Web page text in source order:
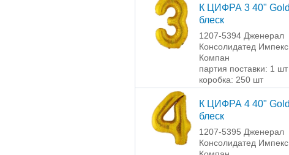
К ЦИФРА 3 40" Gold
блеск
1207-5394 Дженерал
Консолидатед Импекс
Компан
партия поставки: 1 шт
коробка: 250 шт
К ЦИФРА 4 40" Gold
блеск
1207-5395 Дженерал
Консолидатед Импекс